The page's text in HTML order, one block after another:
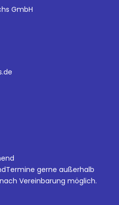
GmbH
gerne außerhalb
Vereinbarung möglich.